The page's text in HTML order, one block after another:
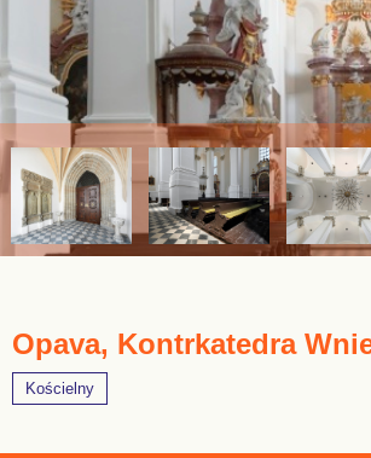
Opava, Kontrkatedra
Kościelny